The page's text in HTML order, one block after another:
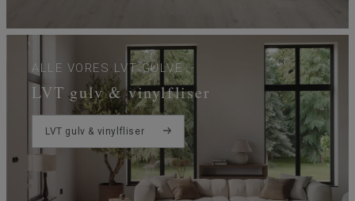
ALLE VORES LVT GULVE
LVT gulv & vinylfliser
LVT gulv & vinylfliser